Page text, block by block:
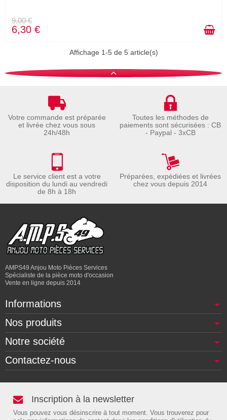
9,00 €
6,30 €
Affichage 1-5 de 5 article(s)
Votre commande est préparée
et livrée chez vous sous
24h/48h
Toutes les méthodes de
paiements sont sécurisées : CB
- Paypal - 3xCB
Le service client est a votre
disposition du lundi au vendredi
de 8h à 18h
Préparées, expédiées et livrées
chez vous depuis 2014
AMPS49 Anjou Moto Pièces Services
Spécialiste de la pièce moto d'occasion
Vente en ligne depuis 2014
Informations
Nos produits
Notre société
Contactez-nous
Inscription à la newsletter
Vous pouvez vous désinscrire à tout moment. Vous trouverez pour